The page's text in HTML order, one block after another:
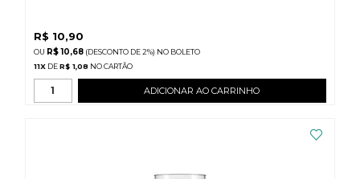
R$ 10,90
R$ 10,68 (DESCONTO DE 2%) NO BOLETO
11X DE R$ 1,08
ADICIONAR AO CARRINHO